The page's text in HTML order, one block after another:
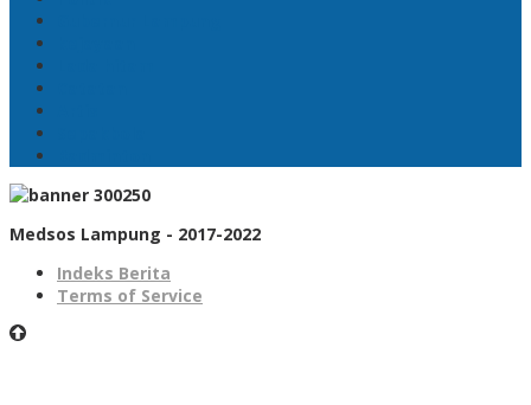
Medsos Lampung - 2017-2022
Indeks Berita
Terms of Service